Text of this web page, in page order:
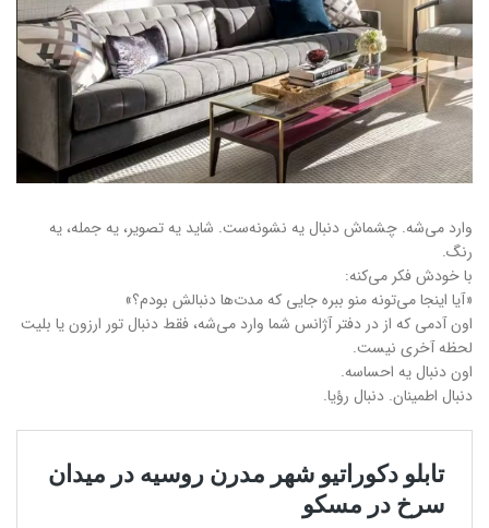
وارد می‌شه. چشماش دنبال یه نشونه‌ست. شاید یه تصویر، یه جمله، یه
رنگ.
با خودش فکر می‌کنه:
«آیا اینجا می‌تونه منو ببره جایی که مدت‌ها دنبالش بودم؟»
اون آدمی که از در دفتر آژانس شما وارد می‌شه، فقط دنبال تور ارزون یا بلیت
لحظه آخری نیست.
اون دنبال یه احساسه.
دنبال اطمینان. دنبال رؤیا.